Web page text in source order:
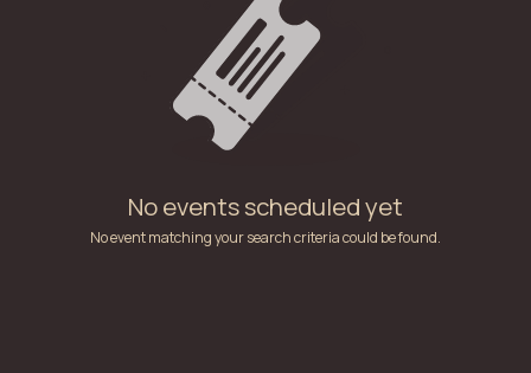
No events scheduled yet
No event matching your search criteria could be found.